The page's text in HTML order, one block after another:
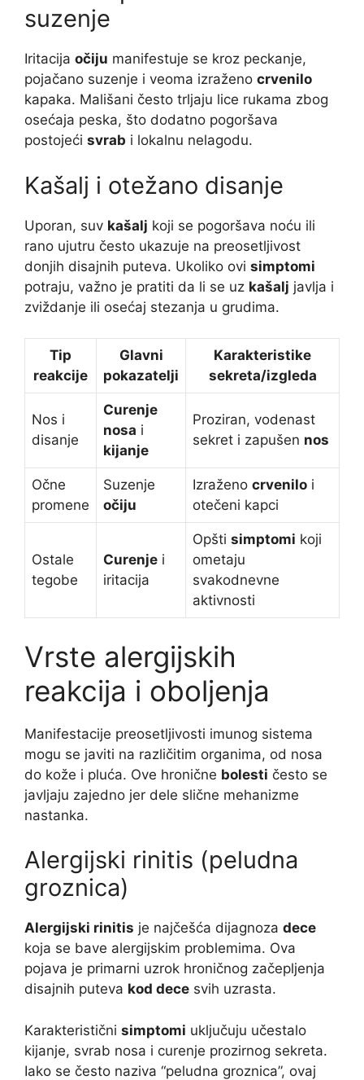
suzenje
Iritacija očiju manifestuje se kroz peckanje,
pojačano suzenje i veoma izraženo crvenilo
kapaka. Mališani često trljaju lice rukama zbog
osećaja peska, što dodatno pogoršava
postojeći svrab i lokalnu nelagodu.
Kašalj i otežano disanje
Uporan, suv kašalj koji se pogoršava noću ili
rano ujutru često ukazuje na preosetljivost
donjih disajnih puteva. Ukoliko ovi simptomi
potraju, važno je pratiti da li se uz kašalj javlja i
zviždanje ili osećaj stezanja u grudima.
Tip
reakcije
Glavni
pokazatelji
Karakteristike
sekreta/izgleda
Nos i
disanje
Curenje
nosa i
kijanje
Proziran, vodenast
sekret i zapušen nos
Očne
promene
Suzenje
očiju
Izraženo crvenilo i
otečeni kapci
Ostale
tegobe
Curenje i
iritacija
Opšti simptomi koji
ometaju
svakodnevne
aktivnosti
Vrste alergijskih
reakcija i oboljenja
Manifestacije preosetljivosti imunog sistema
mogu se javiti na različitim organima, od nosa
do kože i pluća. Ove hronične bolesti često se
javljaju zajedno jer dele slične mehanizme
nastanka.
Alergijski rinitis (peludna
groznica)
Alergijski rinitis je najčešća dijagnoza dece
koja se bave alergijskim problemima. Ova
pojava je primarni uzrok hroničnog začepljenja
disajnih puteva kod dece svih uzrasta.
Karakteristični simptomi uključuju učestalo
kijanje, svrab nosa i curenje prozirnog sekreta.
Iako se često naziva “peludna groznica”, ovaj